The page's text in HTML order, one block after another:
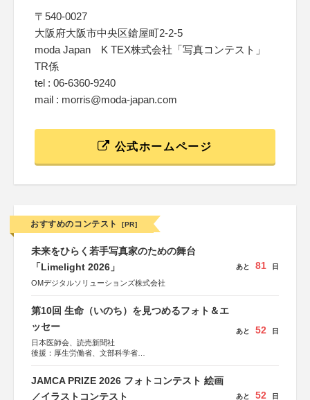
〒540-0027
大阪府大阪市中央区鎗屋町2-2-5
moda Japan K TEX株式会社「写真コンテスト」
TR係
tel : 06-6360-9240
mail : morris@moda-japan.com
公式ホームページ
おすすめのコンテスト [PR]
未来をひらく若手写真家のための舞台
「Limelight 2026」
OMデジタルソリューションズ株式会社
あと 81 日
第10回 生命（いのち）を見つめるフォト＆エ
ッセー
日本医師会、読売新聞社
後援：厚生労働省、文部科学省
あと 52 日
JAMCA PRIZE 2026 フォトコンテスト 絵画
／イラストコンテスト
あと 52 日